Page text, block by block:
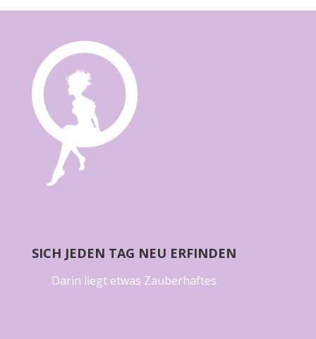
SICH JEDEN TAG NEU ERFINDEN
Darin liegt etwas Zauberhaftes